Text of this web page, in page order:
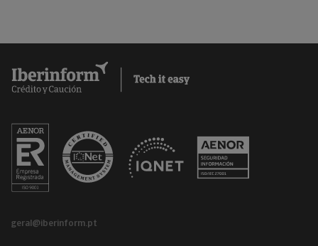
geral@iberinform.pt